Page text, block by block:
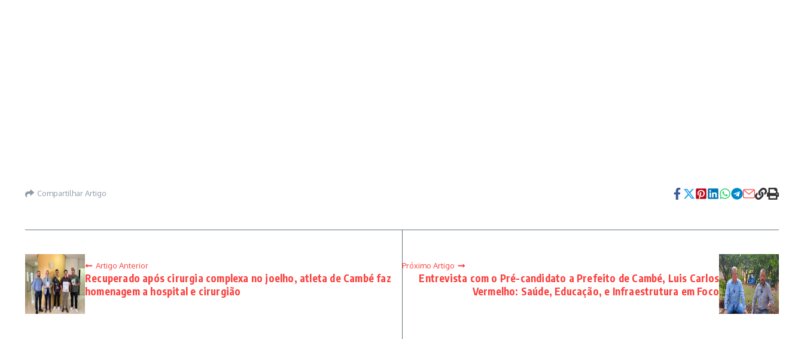
Compartilhar Artigo
Artigo Anterior
Recuperado após cirurgia complexa no joelho, atleta de Cambé faz
homenagem a hospital e cirurgião
Próximo Artigo
Entrevista com o Pré-candidato a Prefeito de Cambé, Luis Carlos
Vermelho: Saúde, Educação, e Infraestrutura em Foco